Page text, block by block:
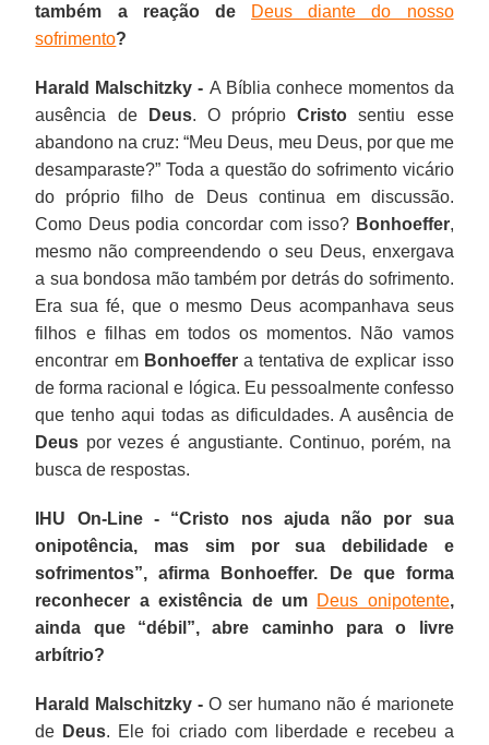
também a reação de
Deus diante do nosso
sofrimento?
Harald Malschitzky - A Bíblia conhece momentos da
ausência deDeus. O próprioCristo sentiu esse
abandono na cruz: “Meu Deus, meu Deus, por que me
desamparaste?” Toda a questão do sofrimento vicário
do próprio filho de Deus continua em discussão.
Como Deus podia concordar com isso? Bonhoeffer,
mesmo não compreendendo o seu Deus, enxergava
a sua bondosa mão também por detrás do sofrimento.
Era sua fé, que o mesmo Deus acompanhava seus
filhos e filhas em todos os momentos. Não vamos
encontrar em Bonhoeffera tentativa de explicar isso
de forma racional e lógica. Eu pessoalmente confesso
que tenho aqui todas as dificuldades. A ausência de
Deus por vezes é angustiante. Continuo, porém, na
busca de respostas.
IHU On-Line - “Cristo nos ajuda não por sua
onipotência, mas sim por sua debilidade e
sofrimentos”, afirma Bonhoeffer. De que forma
reconhecer a existência de um Deus onipotente,
ainda que “débil”, abre caminho para o livre
arbítrio?
Harald Malschitzky -O ser humano não é marionete
de Deus. Ele foi criado com liberdade e recebeu a